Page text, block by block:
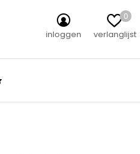
inloggen
0
verlanglijst